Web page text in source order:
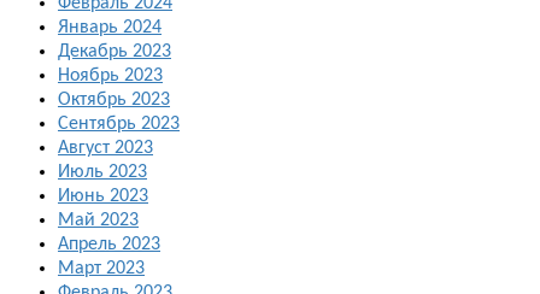
Февраль 2024
Январь 2024
Декабрь 2023
Ноябрь 2023
Октябрь 2023
Сентябрь 2023
Август 2023
Июль 2023
Июнь 2023
Май 2023
Апрель 2023
Март 2023